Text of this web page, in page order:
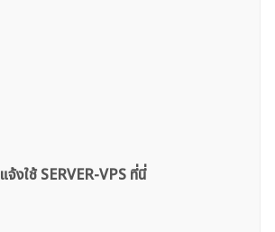
แจ้งใช้ SERVER-VPS ที่นี่